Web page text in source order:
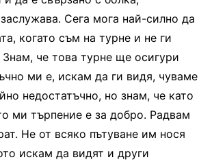
Сега мога най-силно да
когато съм на турне и не ги
че това турне ще осигури
ми е, искам да ги видя, чуваме
недостатъчно, но знам, че като
ми търпение е за добро. Радвам
Не от всяко пътуване им нося
искам да видят и други